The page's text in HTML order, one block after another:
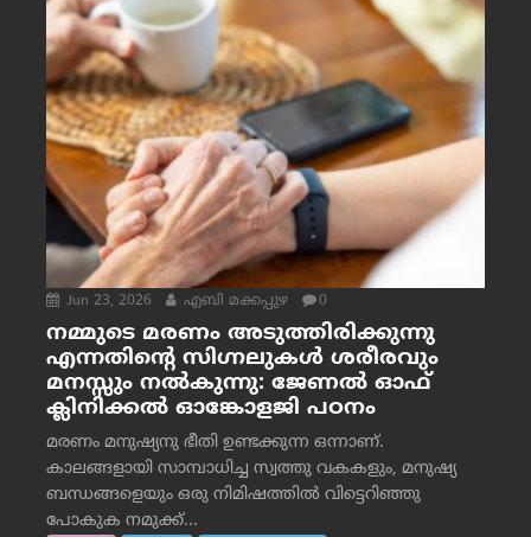
Jun 23, 2026 എബി മക്കപ്പുഴ 0
നമ്മുടെ മരണം അടുത്തിരിക്കുന്നു
എന്നതിന്റെ സിഗ്നലുകൾ ശരീരവും
മനസ്സും നല്‍കുന്നു: ജേണല്‍ ഓഫ്
ക്ലിനിക്കല്‍ ഓങ്കോളജി പഠനം
മരണം മനുഷ്യനു ഭീതി ഉണ്ടക്കുന്ന ഒന്നാണ്.
കാലങ്ങളായി സാമ്പാധിച്ച സ്വത്തു വകകളും, മനുഷ്യ
ബന്ധങ്ങളെയും ഒരു നിമിഷത്തിൽ വിട്ടെറിഞ്ഞു
പോകുക നമുക്ക്...